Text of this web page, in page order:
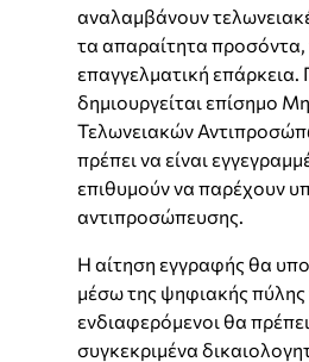
αναλαμβάνουν
τα απαραίτητα προσόντα,
επαγγελματική επάρκεια.
δημιουργείται επίσημο
Τελωνειακών
πρέπει να είναι
επιθυμούν να παρέχουν
αντιπροσώπευσης.
Η αίτηση εγγραφής θα
μέσω της ψηφιακής
ενδιαφερόμενοι θα
συγκεκριμένα